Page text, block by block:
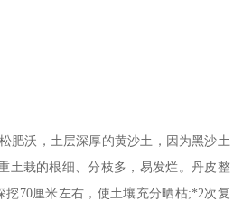
肥沃，土层深厚的黄沙土，因为黑沙土
土栽的根细、分枝多，易发烂。丹皮整
70厘米左右，使土壤充分晒枯;*2次复